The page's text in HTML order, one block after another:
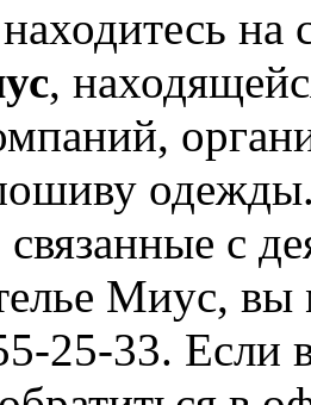
на
,
связанные с
Миус, вы
25-33. Если